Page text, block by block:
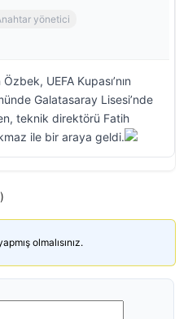
yönetici
UEFA Kupası’nın
Galatasaray Lisesi’nde
teknik direktörü Fatih
ile bir araya geldi.
olmalısınız.